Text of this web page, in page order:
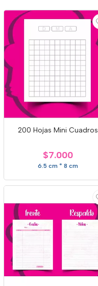
200 Hojas Mini Cuadros
$7.000
6.5 cm * 8 cm